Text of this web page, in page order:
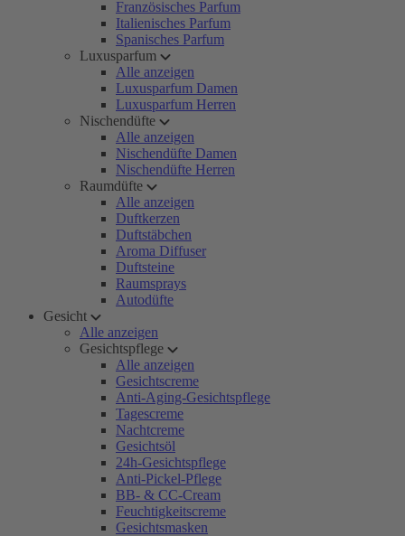
Französisches Parfum
Italienisches Parfum
Spanisches Parfum
Luxusparfum
Alle anzeigen
Luxusparfum Damen
Luxusparfum Herren
Nischendüfte
Alle anzeigen
Nischendüfte Damen
Nischendüfte Herren
Raumdüfte
Alle anzeigen
Duftkerzen
Duftstäbchen
Aroma Diffuser
Duftsteine
Raumsprays
Autodüfte
Gesicht
Alle anzeigen
Gesichtspflege
Alle anzeigen
Gesichtscreme
Anti-Aging-Gesichtspflege
Tagescreme
Nachtcreme
Gesichtsöl
24h-Gesichtspflege
Anti-Pickel-Pflege
BB- & CC-Cream
Feuchtigkeitscreme
Gesichtsmasken